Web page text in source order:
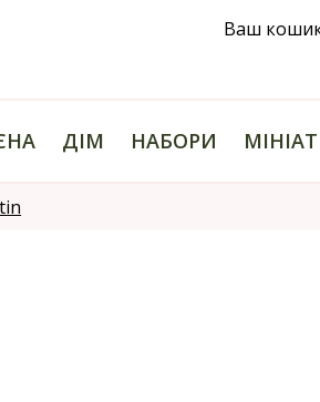
Ваш
ДІМ НАБОРИ